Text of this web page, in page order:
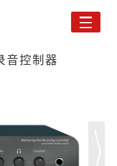
Toggle
音控制器